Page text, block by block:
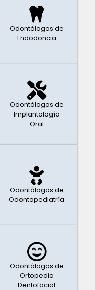
Odontólogos de
Endodoncia
Odontólogos de
Implantología
Oral
Odontólogos de
Odontopediatría
Odontólogos de
Ortopedia
Dentofacial